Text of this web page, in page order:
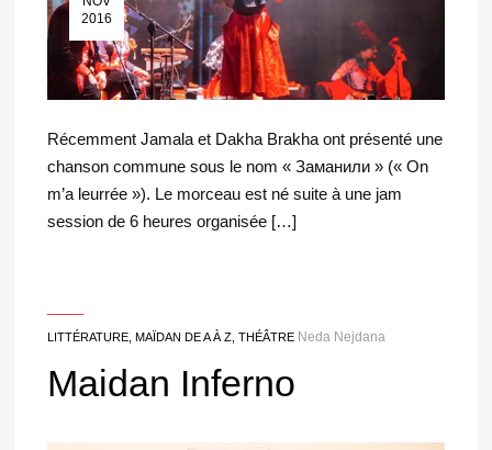
2016
Récemment Jamala et Dakha Brakha ont présenté une
chanson commune sous le nom « Заманили » (« On
m’a leurrée »). Le morceau est né suite à une jam
session de 6 heures organisée […]
LITTÉRATURE, MAÏDAN DE A À Z, THÉÂTRE Neda Nejdana
Maidan Inferno